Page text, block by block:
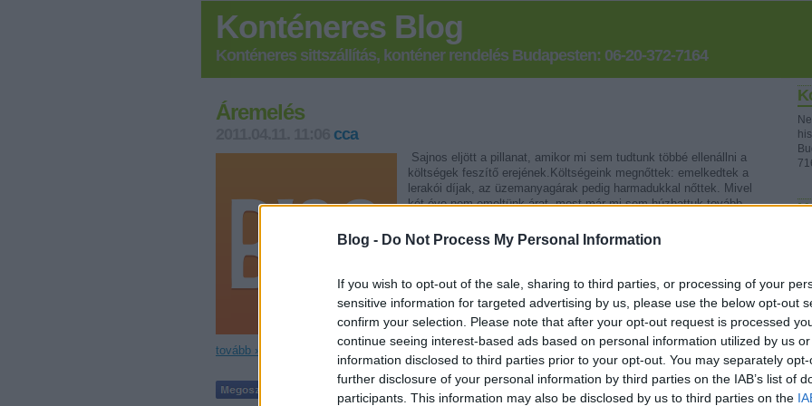
Blog - Do Not Process My Personal Information
If you wish to opt-out of the sale, sharing to third parties, or processing of your
sensitive information for targeted advertising by us, please use the below opt-out
confirm your selection. Please note that after your opt-out request is processed
continue seeing interest-based ads based on personal information utilized by us
information disclosed to third parties prior to your opt-out. You may separately
further disclosure of your personal information by third parties on the IAB’s list of
participants. This information may also be disclosed by us to third parties on the
Konténeres Blog
Konténeres sittszállítás, konténer rendelés Budapesten: 06-20-372-7164
Áremelés
cca
Sajnos eljött a pillanat, amikor mi sem tudtunk többé ellenállni a
költségek feszítő erejének.Költségeink megnőttek: emelkedtek a
lerakói díjak, az üzemanyagárak pedig harmadukkal nőttek. Mivel
két éve nem emeltünk árat, most már mi sem húzhattuk tovább.
tovább »
Tetszik